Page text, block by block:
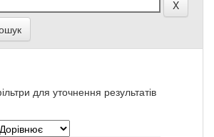
для уточнення результатів